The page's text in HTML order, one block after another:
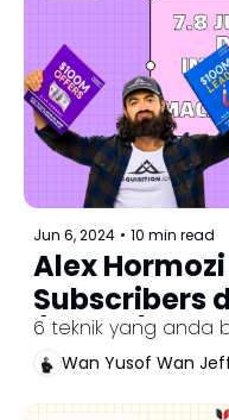
Jun 6, 2024 • 10 min read
Alex
Subscribers
(billion)
Masa 48
Dia Buat?
6 teknik yang anda
Wan Yusof Wan